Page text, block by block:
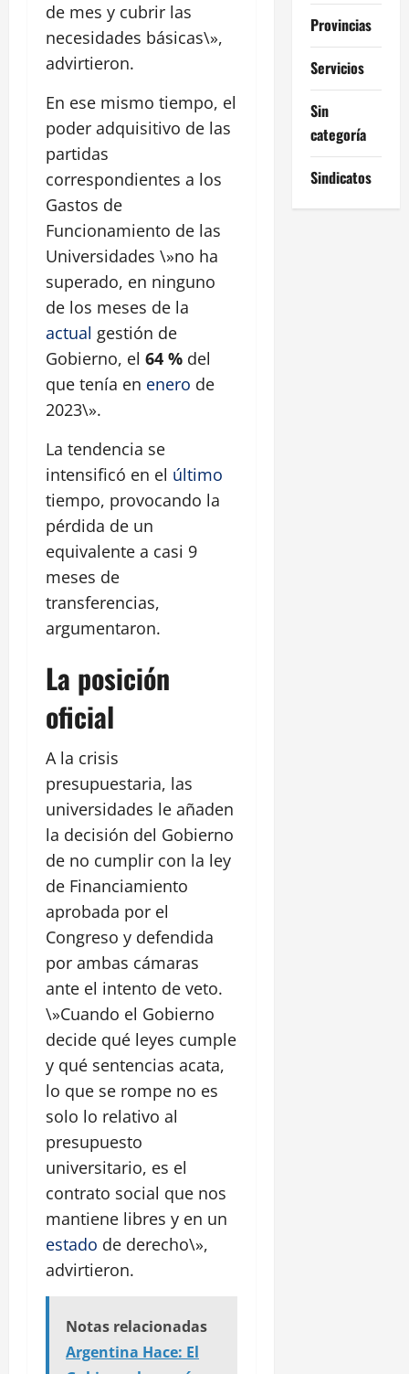
de mes y cubrir las
necesidades básicas\»,
advirtieron.
En ese mismo tiempo, el
poder adquisitivo de las
partidas
correspondientes a los
Gastos de
Funcionamiento de las
Universidades \»no ha
superado, en ninguno
de los meses de la
actual gestión de
Gobierno, el 64 % del
que tenía en enero de
2023\».
La tendencia se
intensificó en el último
tiempo, provocando la
pérdida de un
equivalente a casi 9
meses de
transferencias,
argumentaron.
La posición
oficial
A la crisis
presupuestaria, las
universidades le añaden
la decisión del Gobierno
de no cumplir con la ley
de Financiamiento
aprobada por el
Congreso y defendida
por ambas cámaras
ante el intento de veto.
\»Cuando el Gobierno
decide qué leyes cumple
y qué sentencias acata,
lo que se rompe no es
solo lo relativo al
presupuesto
universitario, es el
contrato social que nos
mantiene libres y en un
estado de derecho\»,
advirtieron.
Notas relacionadas
Argentina Hace: El
Provincias
Servicios
Sin
categoría
Sindicatos